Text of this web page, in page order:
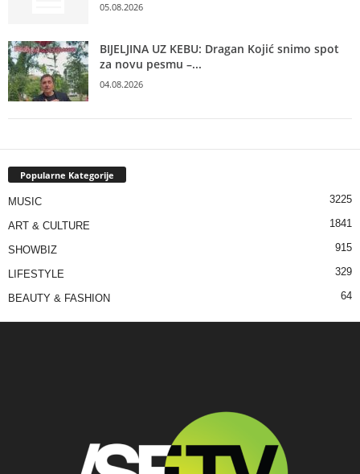
05.08.2026
BIJELJINA UZ KEBU: Dragan Kojić snimo spot
za novu pesmu –...
04.08.2026
Popularne Kategorije
MUSIC 3225
ART & CULTURE 1841
SHOWBIZ 915
LIFESTYLE 329
BEAUTY & FASHION 64